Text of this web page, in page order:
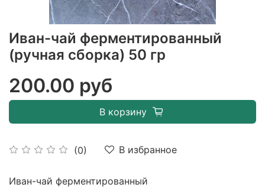
Иван-чай ферментированный
(ручная сборка) 50 гр
(0) В избранное
200.00 руб
В корзину
Иван-чай ферментированный